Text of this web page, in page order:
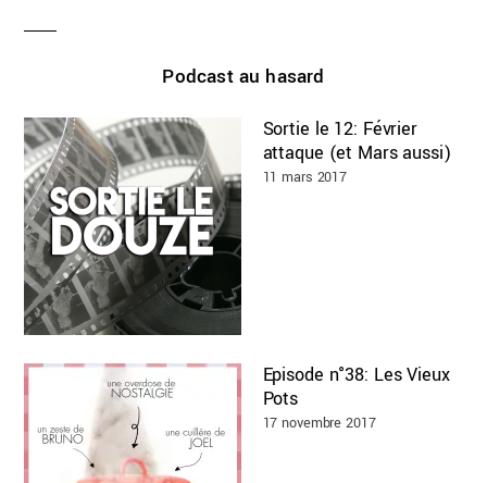
Podcast au hasard
Sortie le 12: Février
attaque (et Mars aussi)
11 mars 2017
Episode n°38: Les Vieux
Pots
17 novembre 2017